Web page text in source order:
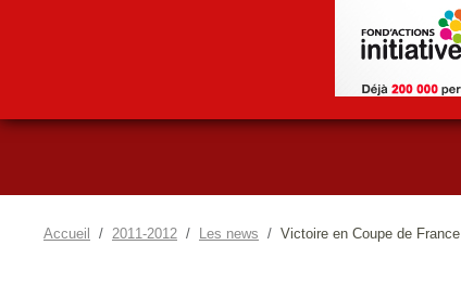
Accueil 2011-2012 Les news Victoire en Coupe de France